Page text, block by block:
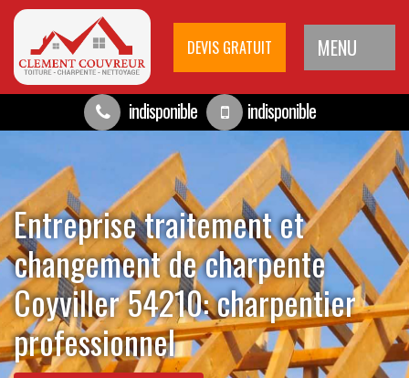
DEVIS GRATUIT MENU
indisponible indisponible
Entreprise traitement et
changement de charpente
Coyviller 54210: charpentier
professionnel